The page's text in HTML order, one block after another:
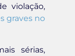
violação,
graves no
sérias,